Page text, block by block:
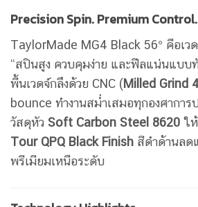
Precision Spin. Premium Control.
TaylorMade MG4 Black 56° คือเ
“สปินสูง ควบคุมง่าย และฟีลแน่นแบบทั
พื้นเวดจ์กลึงด้วย CNC (Milled Grind
bounce ทำงานสม่ำเสมอทุกองศาการ
วัสดุหัว Soft Carbon Steel 8620 ใ
Tour QPQ Black Finish สีดำด้านลด
พรีเมียมเหนือระดับ